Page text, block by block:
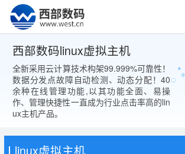
西部数码linux虚拟主机
全新采用云计算技术构架99.999%可靠性！
数据分发点故障自动检测、动态分配！40
余种在线管理功能,以其功能全面、易操
作、管理快捷性一直成为行业点击率高的lin
ux主机产品。
linux虚拟主机